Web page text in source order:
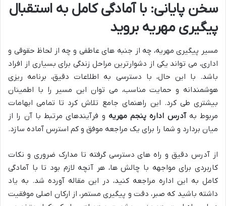
سخن پایانی: با آمادگی کامل به استقبال
پیگیری مهریه بروید
مسیر پیگیری مهریه، چه از جنبه های عاطفی و چه از لحاظ حقوقی و
اداری، می تواند یکی از دشوارترین مراحل زندگی برای بسیاری از افراد
باشد. با این حال، با دسترسی به اطلاعات دقیق، برنامه ریزی
هوشمندانه و حمایت مناسب، می توان این مسیر را با اطمینان
بیشتری طی کرد. این راهنمای جامع تلاش کرد تا تمامی ابهامات
مربوط بهآدرس اداره پنجم مهریه و فرآیندهای مرتبط با آن را از
میان بردارد و شما را برای یک مراجعه موفق و کم استرس آماده سازد.
از آدرس دقیق و راه های دسترسی گرفته تا مدارک ضروری و نکات
کاربردی برای مواجهه با چالش ها، هر آنچه لازم بود تا با آمادگی
کامل به این اداره مراجعه کنید، در این مقاله آورده شد. به یاد
داشته باشید که صبر، دقت و پیگیری مستمر، از ارکان اصلی موفقیت